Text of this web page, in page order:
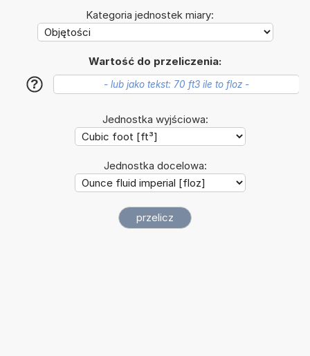
Kategoria jednostek miary:
Wartość do przeliczenia:
?
Jednostka wyjściowa:
Jednostka docelowa: